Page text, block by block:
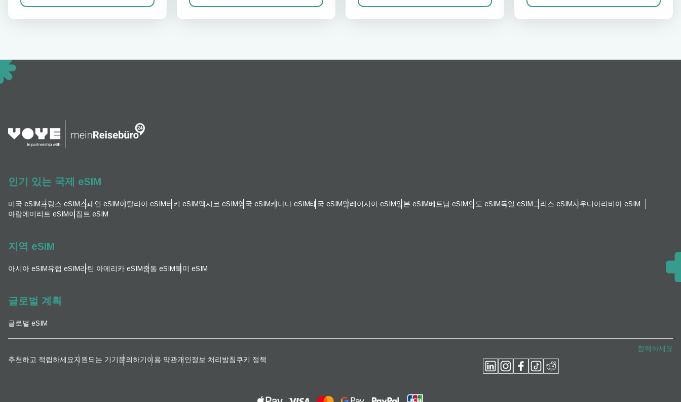
인기 있는 국제 eSIM
미국 eSIM프랑스 eSIM스페인 eSIM이탈리아 eSIM터키 eSIM멕시코 eSIM영국 eSIM캐나다 eSIM태국 eSIM말레이시아 eSIM일본 eSIM베트남 eSIM인도 eSIM독일 eSIM그리스 eSIM사우디아라비아 eSIM
아랍에미리트 eSIM이집트 eSIM
지역 eSIM
아시아 eSIM유럽 ​​eSIM라틴 아메리카 eSIM중동 eSIM북미 eSIM
글로벌 계획
글로벌 eSIM
추천하고 적립하세요지원되는 기기문의하기이용 약관개인정보 처리방침쿠키 정책
함께하세요
Deutsch Français
팝업 닫기
통화 선택:
EUR - 유로